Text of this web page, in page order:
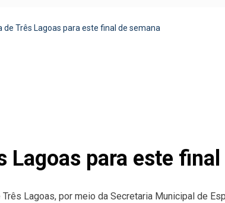
de Três Lagoas para este final de semana
para este
Lagoas, por meio da Secretaria Municipal de